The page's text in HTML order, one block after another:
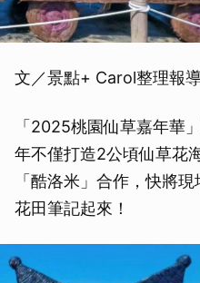
文／景點+ Carol整理報
「2025桃園仙草嘉年華
年不僅打造2公頃仙草花
「酷洛米」合作，快將
花田筆記起來！